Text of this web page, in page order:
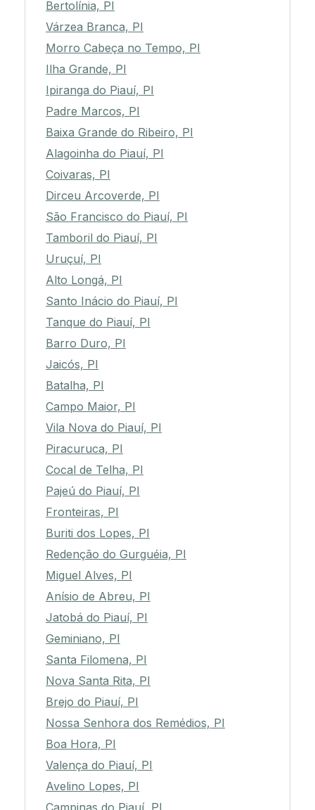
Bertolínia, PI
Várzea Branca, PI
Morro Cabeça no Tempo, PI
Ilha Grande, PI
Ipiranga do Piauí, PI
Padre Marcos, PI
Baixa Grande do Ribeiro, PI
Alagoinha do Piauí, PI
Coivaras, PI
Dirceu Arcoverde, PI
São Francisco do Piauí, PI
Tamboril do Piauí, PI
Uruçuí, PI
Alto Longá, PI
Santo Inácio do Piauí, PI
Tanque do Piauí, PI
Barro Duro, PI
Jaicós, PI
Batalha, PI
Campo Maior, PI
Vila Nova do Piauí, PI
Piracuruca, PI
Cocal de Telha, PI
Pajeú do Piauí, PI
Fronteiras, PI
Buriti dos Lopes, PI
Redenção do Gurguéia, PI
Miguel Alves, PI
Anísio de Abreu, PI
Jatobá do Piauí, PI
Geminiano, PI
Santa Filomena, PI
Nova Santa Rita, PI
Brejo do Piauí, PI
Nossa Senhora dos Remédios, PI
Boa Hora, PI
Valença do Piauí, PI
Avelino Lopes, PI